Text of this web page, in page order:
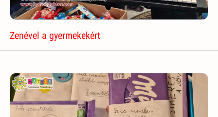
Zenével a gyermekekért